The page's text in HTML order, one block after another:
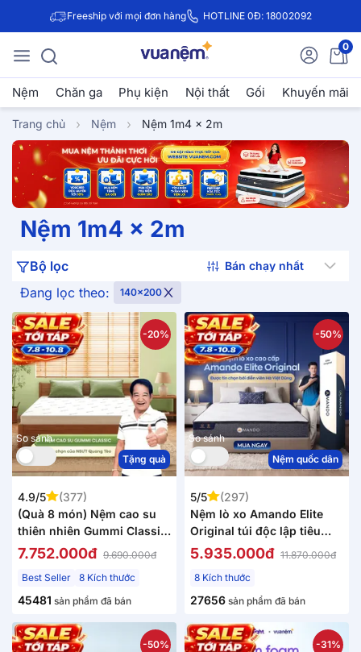
Freeship với mọi đơn hàng HOTLINE 0Đ: 18002092
0
Nệm Chăn ga Phụ kiện Nội thất Gối Khuyến mãi
Trang chủ Nệm Nệm 1m4 x 2m
Nệm 1m4 x 2m
Đang lọc theo: 140x200
Bộ lọc
So sánh
-20%
Tặng quà
4.9/5
(377)
(Quà 8 món) Nệm cao su
thiên nhiên Gummi Classic
thế hệ mới dày 5/10/15cm
7.752.000đ 9.690.000đ
Best Seller
8 Kích thước
45481 sản phẩm đã bán
So sánh
-50%
Nệm quốc dân
5/5
(297)
Nệm lò xo Amando Elite
Original túi độc lập tiêu
chuẩn khách sạn 5 sao dày
5.935.000đ 11.870.000đ
8 Kích thước
27656 sản phẩm đã bán
-50% -31%